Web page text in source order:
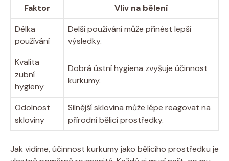
Faktor
Vliv na bělení
Délka
používání
Delší používání může přinést lepší
výsledky.
Kvalita
zubní
hygieny
Dobrá ústní hygiena zvyšuje účinnost
kurkumy.
Odolnost
skloviny
Silnější sklovina může lépe reagovat na
přírodní bělicí prostředky.
Jak vidíme, účinnost kurkumy jako bělicího prostředku je